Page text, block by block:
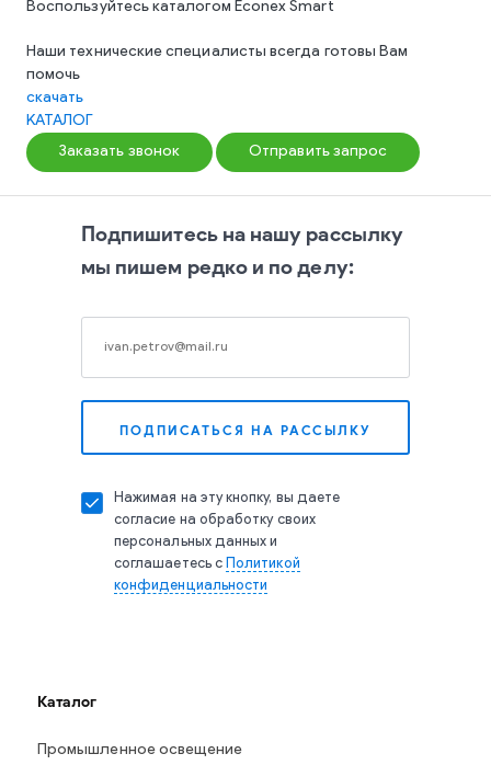
Воспользуйтесь каталогом Econex Smart
Наши технические специалисты всегда готовы Вам
помочь
скачать
КАТАЛОГ
Заказать звонок
Отправить запрос
Подпишитесь на нашу рассылку
мы пишем редко и по делу:
Нажимая на эту кнопку, вы даете
согласие на обработку своих
персональных данных и
соглашаетесь с Политикой
конфиденциальности
Каталог
Промышленное освещение